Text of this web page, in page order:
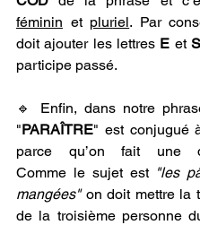
féminin et pluriel. Par
doit ajouter les lettres E et S
participe passé.
🔹 Enfin, dans notre
"PARAÎTRE" est conjugué
parce qu’on fait une
Comme le sujet est "les
mangées" on doit mettre la
de la troisième personne